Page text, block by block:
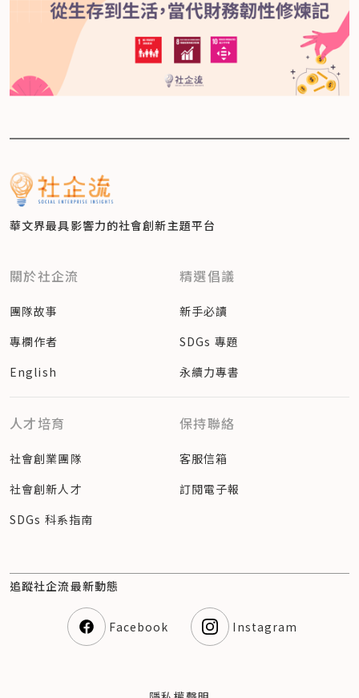
華文界最具影響力的社會創新主題平台
關於社企流
團隊故事
專欄作者
English
精選倡議
新手必讀
SDGs 專題
永續力專書
人才培育
社會創業團隊
社會創新人才
SDGs 科系指南
保持聯絡
客服信箱
訂閱電子報
追蹤社企流最新動態
Facebook Instagram